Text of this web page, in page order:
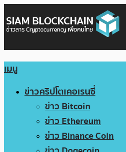
เมนู
ข่าวคริปโตเคอเรนซี่
ข่าว Bitcoin
ข่าว Ethereum
ข่าว Binance Coin